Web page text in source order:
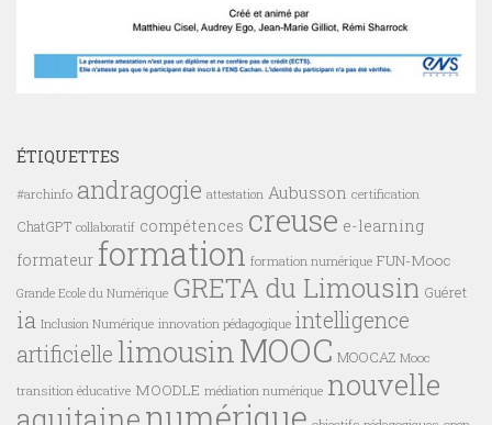
ÉTIQUETTES
#archinfo andragogie attestation Aubusson certification
ChatGPT collaboratif compétences creuse e-learning
formateur formation formation numérique FUN-Mooc
Grande Ecole du Numérique GRETA du Limousin Guéret
ia Inclusion Numérique innovation pédagogique intelligence
artificielle limousin MOOC MOOCAZ Mooc
transition éducative MOODLE médiation numérique nouvelle